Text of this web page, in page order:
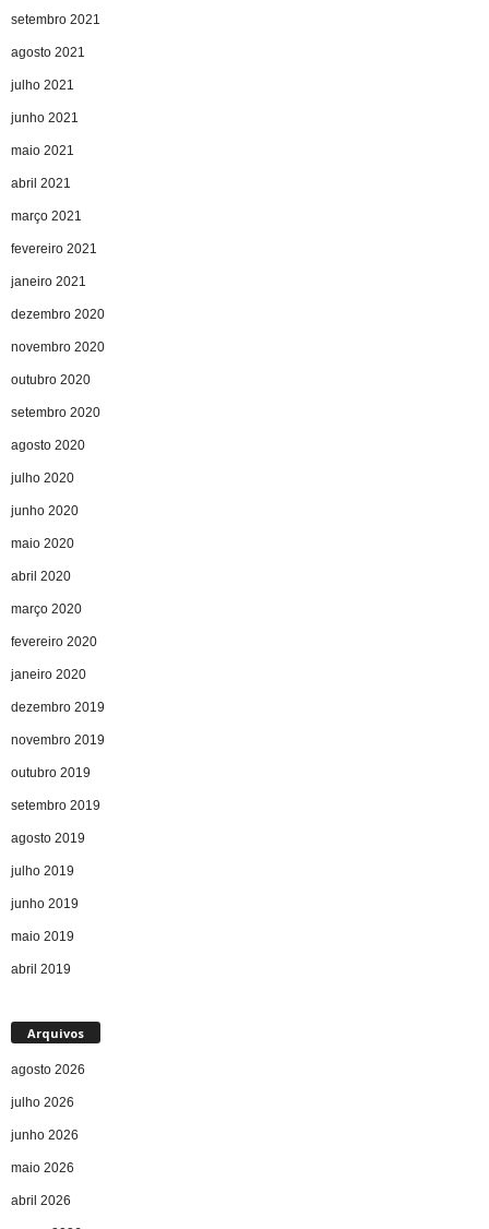
setembro 2021
agosto 2021
julho 2021
junho 2021
maio 2021
abril 2021
março 2021
fevereiro 2021
janeiro 2021
dezembro 2020
novembro 2020
outubro 2020
setembro 2020
agosto 2020
julho 2020
junho 2020
maio 2020
abril 2020
março 2020
fevereiro 2020
janeiro 2020
dezembro 2019
novembro 2019
outubro 2019
setembro 2019
agosto 2019
julho 2019
junho 2019
maio 2019
abril 2019
Arquivos
agosto 2026
julho 2026
junho 2026
maio 2026
abril 2026